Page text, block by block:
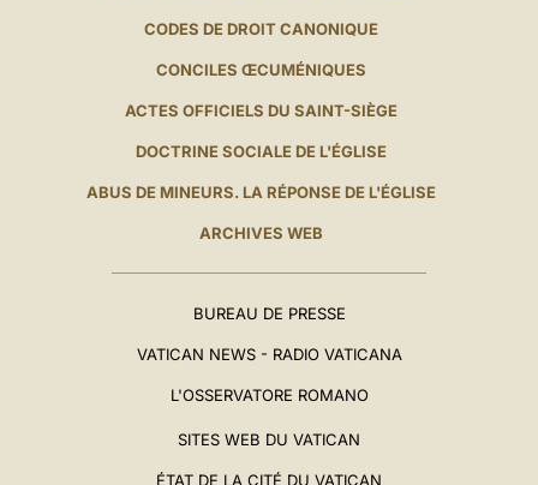
CODES DE DROIT CANONIQUE
CONCILES ŒCUMÉNIQUES
ACTES OFFICIELS DU SAINT-SIÈGE
DOCTRINE SOCIALE DE L'ÉGLISE
ABUS DE MINEURS. LA RÉPONSE DE L'ÉGLISE
ARCHIVES WEB
BUREAU DE PRESSE
VATICAN NEWS - RADIO VATICANA
L'OSSERVATORE ROMANO
SITES WEB DU VATICAN
ÉTAT DE LA CITÉ DU VATICAN